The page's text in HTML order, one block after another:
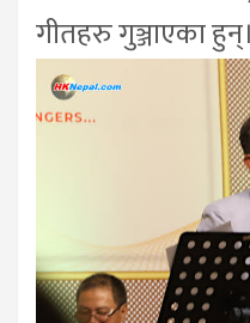
गीतहरु गुञ्जाएका हुन्।